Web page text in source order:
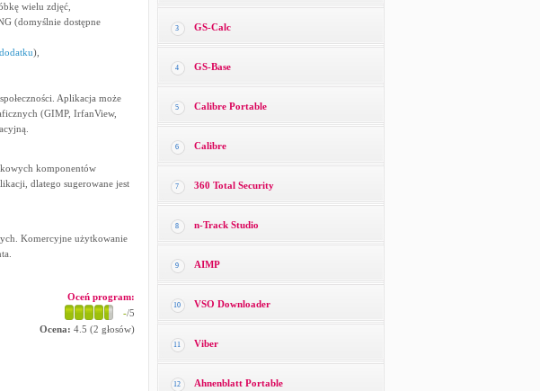
wielu zdjęć,
(domyślnie dostępne
dodatku),
Aplikacja może
(GIMP, IrfanView,
komponentów
dlatego sugerowane jest
Komercyjne użytkowanie
Oceń program:
-/5
Ocena: 4.5 (2 głosów)
3 GS-Calc
4 GS-Base
5 Calibre Portable
6 Calibre
7 360 Total Security
8 n-Track Studio
9 AIMP
10 VSO Downloader
11 Viber
12 Ahnenblatt Portable